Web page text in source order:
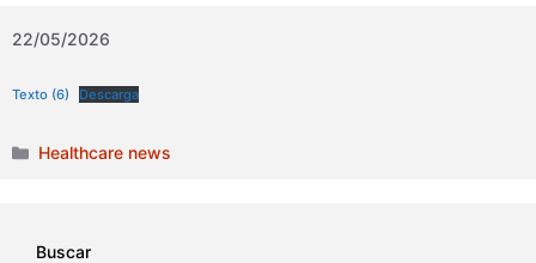
22/05/2026
Texto (6) Descarga
Categories
Healthcare news
Buscar